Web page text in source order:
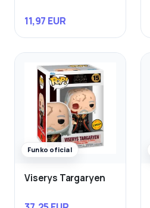
11,97 EUR
Funko oficial
Viserys Targaryen